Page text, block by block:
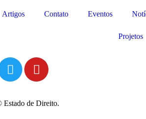
Artigos Contato Eventos
Projetos
de Direito.